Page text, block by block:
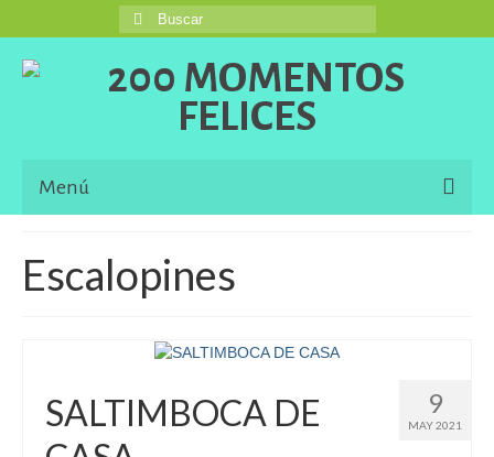
Buscar
por:
Menú
Blog
Una Buena Descripción
El Libro de 200 MOMENTOS FELICES!!!
Escalopines
9
MAY 2021
SALTIMBOCA DE